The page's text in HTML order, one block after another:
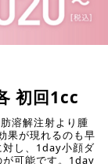
初回1cc
溶解注射より腫
果が現れるのも早
対し、1day小顔ダ
可能です。1day